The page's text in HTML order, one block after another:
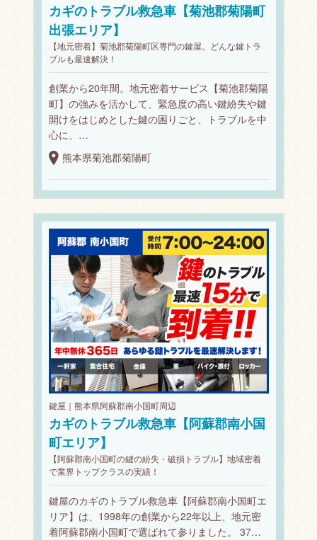
カギのトラブル救急車【菊池郡菊陽町
出張エリア】
【地元密着】菊池郡菊陽町区専門の鍵屋。どんな鍵トラ
ブルも最速解決！
創業から20年間。地元密着サービス【菊池郡菊陽
町】の強みを活かして、緊急度の高い鍵紛失や鍵
開けをはじめとした鍵の困りごと、トラブルを中
心に、…
熊本県菊池郡菊陽町
鍵屋｜熊本県阿蘇郡南小国町周辺
カギのトラブル救急車【阿蘇郡南小国
町エリア】
【阿蘇郡南小国町の鍵の紛失・破損トラブル】地域密着
で業界トップクラスの実績！
鍵屋のカギのトラブル救急車【阿蘇郡南小国町エ
リア】は、1998年の創業から22年以上、地元密
着阿蘇郡南小国町で選ばれて参りました。 37…